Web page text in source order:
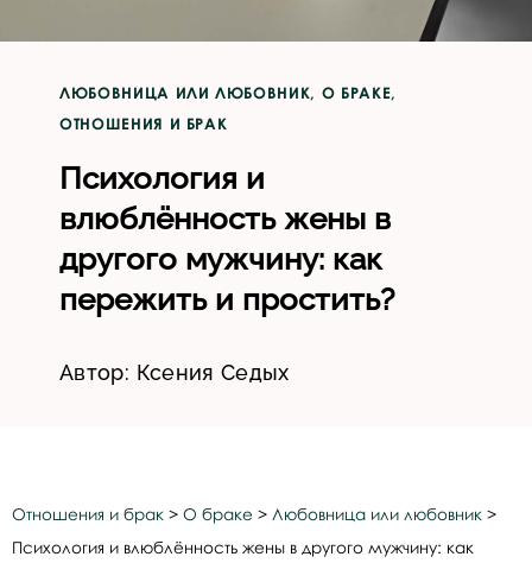
ЛЮБОВНИЦА ИЛИ ЛЮБОВНИК, О БРАКЕ,
ОТНОШЕНИЯ И БРАК
Психология и
влюблённость жены в
другого мужчину: как
пережить и простить?
Автор: Ксения Седых
Отношения и брак > О браке > Любовница или любовник >
Психология и влюблённость жены в другого мужчину: как